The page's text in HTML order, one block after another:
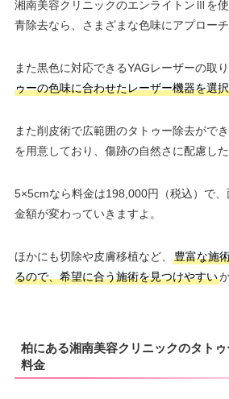
湘南美容クリニックのエンライトンⅢを
青除去なら、さまざまな色味にアプローチ
また黒色に対応できるYAGレーザーの取
ゥーの色味に合わせたレーザー機器を選
また削皮術で広範囲のタトゥー除去がで
を用意しており、傷跡の自然さに配慮し
5×5cmなら料金は198,000円（税込）で
金額が変わっていきますよ。
ほかにも切除や皮膚移植など、
豊富な施
るので、希望に合う施術を見つけやすい
柏にある湘南美容クリニックのタト
料金